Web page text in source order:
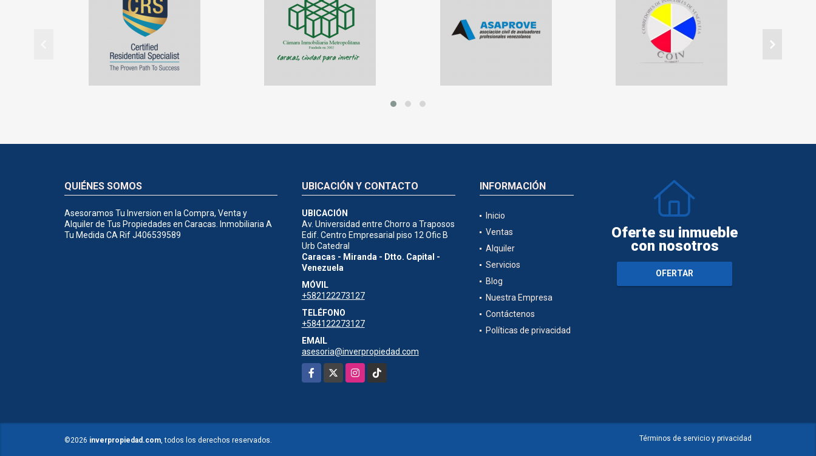
QUIÉNES SOMOS
Asesoramos Tu Inversion en la Compra, Venta y
Alquiler de Tus Propiedades en Caracas. Inmobiliaria A
Tu Medida CA Rif J406539589
UBICACIÓN Y CONTACTO
UBICACIÓN
Av. Universidad entre Chorro a Traposos
Edif. Centro Empresarial piso 12 Ofic B
Urb Catedral
Caracas - Miranda - Dtto. Capital -
Venezuela
MÓVIL
+582122273127
TELÉFONO
+584122273127
EMAIL
asesoria@inverpropiedad.com
Facebook
Instagram
TikTok
INFORMACIÓN
Inicio
Ventas
Alquiler
Servicios
Blog
Nuestra Empresa
Contáctenos
Políticas de privacidad
Oferte su inmueble
con nosotros
OFERTAR
©2026 inverpropiedad.com, todos los derechos reservados. Términos de servicio y privacidad